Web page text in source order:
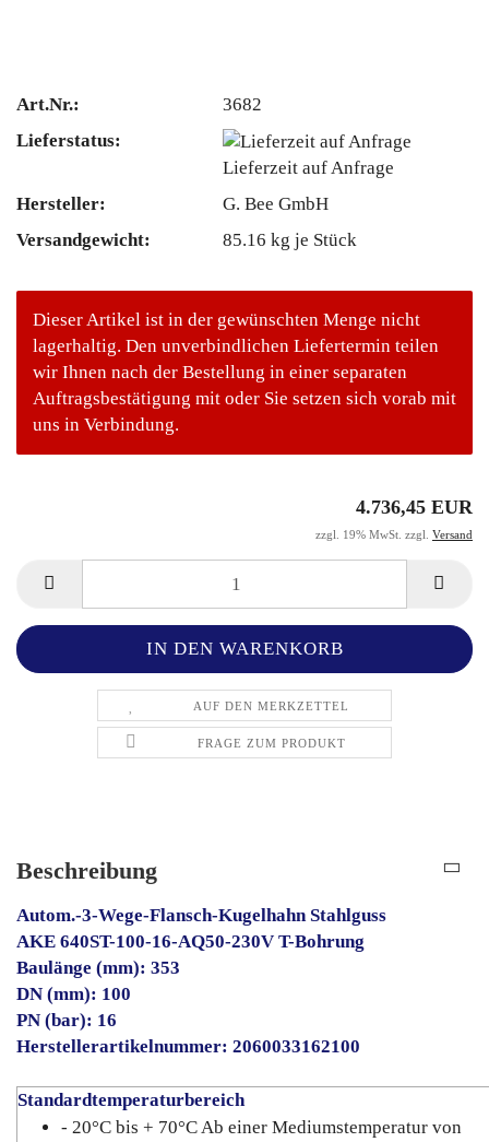
Art.Nr.:
3682
Lieferstatus:
Lieferzeit auf Anfrage
Hersteller:
G. Bee GmbH
Versandgewicht:
85.16 kg je Stück
Dieser Artikel ist in der gewünschten Menge nicht
lagerhaltig. Den unverbindlichen Liefertermin teilen
wir Ihnen nach der Bestellung in einer separaten
Auftragsbestätigung mit oder Sie setzen sich vorab mit
uns in Verbindung.
4.736,45 EUR
zzgl. 19% MwSt. zzgl. Versand
AUF DEN MERKZETTEL
FRAGE ZUM PRODUKT
Beschreibung
Autom.-3-Wege-Flansch-Kugelhahn Stahlguss
AKE 640ST-100-16-AQ50-230V T-Bohrung
Baulänge (mm): 353
DN (mm): 100
PN (bar): 16
Herstellerartikelnummer: 2060033162100
Standardtemperaturbereich
- 20°C bis + 70°C Ab einer Mediumstemperatur von